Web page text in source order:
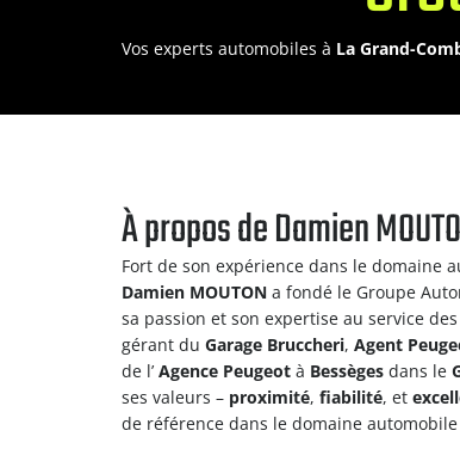
Vos experts automobiles à La Grand-
À propos de Damien
Fort de son expérience dans le domaine
Damien MOUTON a fondé le Groupe
sa passion et son expertise au service
gérant du Garage Bruccheri, Agent
de l’ Agence Peugeot à Bessèges dans le
ses valeurs – proximité, fiabilité, et
de référence dans le domaine